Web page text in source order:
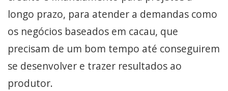
longo prazo, para atender a demandas como
os negócios baseados em cacau, que
precisam de um bom tempo até conseguirem
se desenvolver e trazer resultados ao
produtor.